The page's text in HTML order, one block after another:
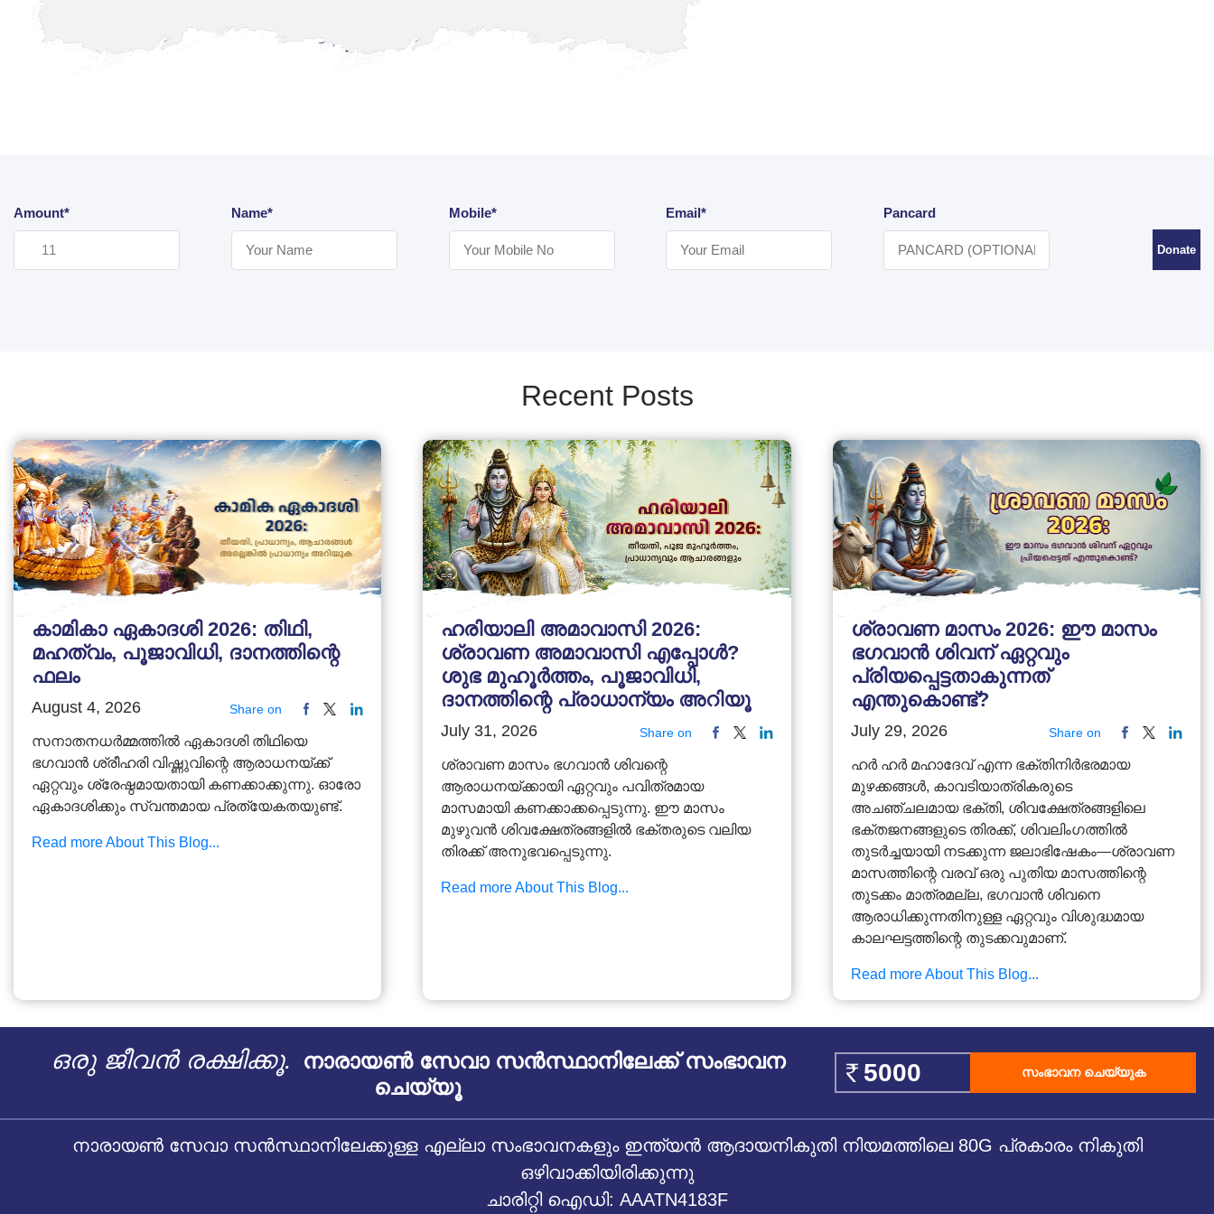
Amount* Name* Mobile* Email* Pancard
Donate
Recent Posts
കാമികാ ഏകാദശി 2026: തിഥി,
മഹത്വം, പൂജാവിധി, ദാനത്തിന്റെ
ഫലം
August 4, 2026 Share on
സനാതനധർമ്മത്തിൽ ഏകാദശി തിഥിയെ
ഭഗവാൻ ശ്രീഹരി വിഷ്ണുവിന്റെ ആരാധനയ്ക്ക്
ഏറ്റവും ശ്രേഷ്ഠമായതായി കണക്കാക്കുന്നു. ഓരോ
ഏകാദശിക്കും സ്വന്തമായ പ്രത്യേകതയുണ്ട്.
Read more About This Blog...
ഹരിയാലി അമാവാസി 2026:
ശ്രാവണ അമാവാസി എപ്പോൾ?
ശുഭ മുഹൂർത്തം, പൂജാവിധി,
ദാനത്തിന്റെ പ്രാധാന്യം അറിയൂ
July 31, 2026 Share on
ശ്രാവണ മാസം ഭഗവാൻ ശിവന്റെ
ആരാധനയ്ക്കായി ഏറ്റവും പവിത്രമായ
മാസമായി കണക്കാക്കപ്പെടുന്നു. ഈ മാസം
മുഴുവൻ ശിവക്ഷേത്രങ്ങളിൽ ഭക്തരുടെ വലിയ
തിരക്ക് അനുഭവപ്പെടുന്നു.
Read more About This Blog...
ശ്രാവണ മാസം 2026: ഈ മാസം
ഭഗവാൻ ശിവന് ഏറ്റവും
പ്രിയപ്പെട്ടതാകുന്നത്
എന്തുകൊണ്ട്?
July 29, 2026 Share on
ഹർ ഹർ മഹാദേവ് എന്ന ഭക്തിനിർഭരമായ
മുഴക്കങ്ങൾ, കാവടിയാത്രികരുടെ
അചഞ്ചലമായ ഭക്തി, ശിവക്ഷേത്രങ്ങളിലെ
ഭക്തജനങ്ങളുടെ തിരക്ക്, ശിവലിംഗത്തിൽ
തുടർച്ചയായി നടക്കുന്ന ജലാഭിഷേകം—ശ്രാവണ
മാസത്തിന്റെ വരവ് ഒരു പുതിയ മാസത്തിന്റെ
തുടക്കം മാത്രമല്ല, ഭഗവാൻ ശിവനെ
ആരാധിക്കുന്നതിനുള്ള ഏറ്റവും വിശുദ്ധമായ
കാലഘട്ടത്തിന്റെ തുടക്കവുമാണ്.
Read more About This Blog...
ഒരു ജീവൻ രക്ഷിക്കൂ.
നാരായൺ സേവാ സൻസ്ഥാനിലേക്ക് സംഭാവന
ചെയ്യൂ
സംഭാവന ചെയ്യുക
നാരായൺ സേവാ സൻസ്ഥാനിലേക്കുള്ള എല്ലാ സംഭാവനകളും ഇന്ത്യൻ ആദായനികുതി നിയമത്തിലെ 80G പ്രകാരം നികുതി
ഒഴിവാക്കിയിരിക്കുന്നു
ചാരിറ്റി ഐഡി: AAATN4183F